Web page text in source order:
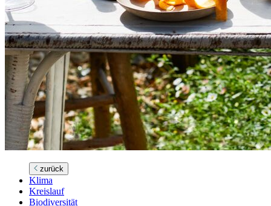
zurück
Klima
Kreislauf
Biodiversität